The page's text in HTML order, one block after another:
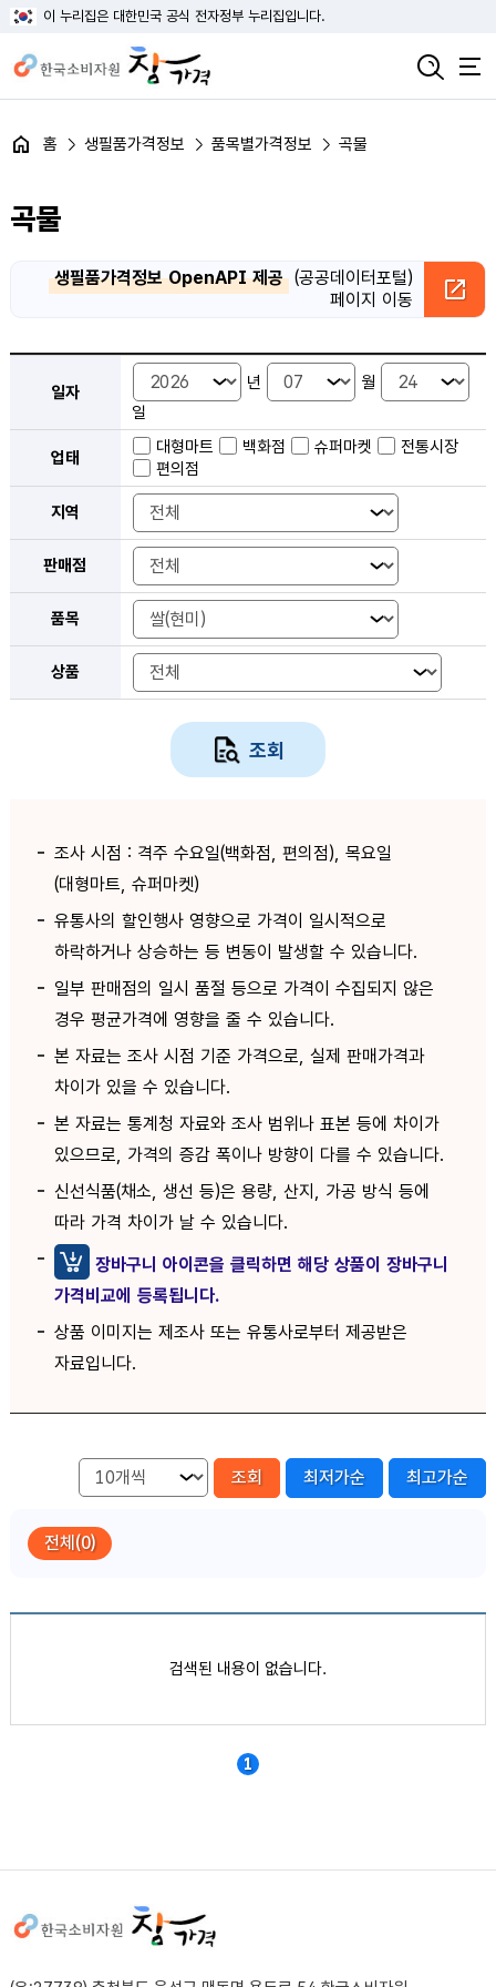
이 누리집은 대한민국 공식 전자정부 누리집입니다.
홈 생필품가격정보 품목별가격정보 곡물
곡물
생필품가격정보 OpenAPI 제공 (공공데이터포털)
페이지 이동
일자 년
월
일
업태
대형마트 백화점 슈퍼마켓
전통시장
편의점
지역
판매점
품목
상품
조회
조사 시점 : 격주 수요일(백화점, 편의점), 목요일
(대형마트, 슈퍼마켓)
유통사의 할인행사 영향으로 가격이 일시적으로
하락하거나 상승하는 등 변동이 발생할 수 있습니다.
일부 판매점의 일시 품절 등으로 가격이 수집되지 않은
경우 평균가격에 영향을 줄 수 있습니다.
본 자료는 조사 시점 기준 가격으로, 실제 판매가격과
차이가 있을 수 있습니다.
본 자료는 통계청 자료와 조사 범위나 표본 등에 차이가
있으므로, 가격의 증감 폭이나 방향이 다를 수 있습니다.
신선식품(채소, 생선 등)은 용량, 산지, 가공 방식 등에
따라 가격 차이가 날 수 있습니다.
장바구니 아이콘을 클릭하면 해당 상품이 장바구니
가격비교에 등록됩니다.
상품 이미지는 제조사 또는 유통사로부터 제공받은
자료입니다.
조회 최저가순 최고가순
전체(0)
검색된 내용이 없습니다.
1